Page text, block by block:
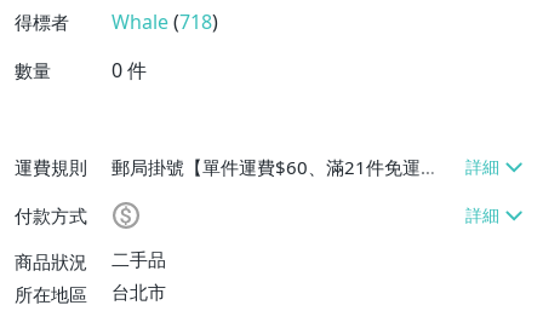
得標者 Whale(718)
數量 0件
運費規則
郵局掛號【單件運費$60、滿21件免運
費】、大型/超重物品運送【單件運費$80、
滿21件免運費】、面交/自取/不寄送【免運
費】、跨國寄送【單件運費$170、消費滿
$100000免運費】
付款方式
商品狀況
二手品
所在地區
台北市